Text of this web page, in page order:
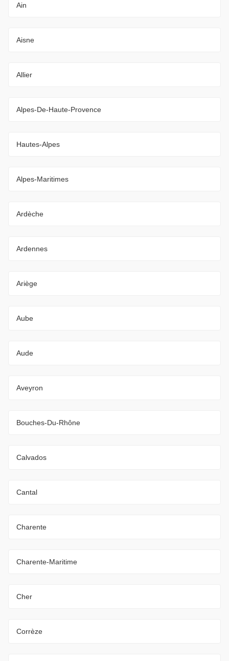
Ain
Aisne
Allier
Alpes-De-Haute-Provence
Hautes-Alpes
Alpes-Maritimes
Ardèche
Ardennes
Ariège
Aube
Aude
Aveyron
Bouches-Du-Rhône
Calvados
Cantal
Charente
Charente-Maritime
Cher
Corrèze